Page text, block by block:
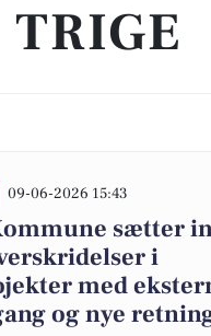
TRIGE
09-06-2026 15:43
sætter
i
med
og nye